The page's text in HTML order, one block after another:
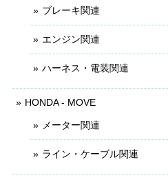
ブレーキ関連
エンジン関連
ハーネス・電装関連
HONDA - MOVE
メーター関連
ライン・ケーブル関連